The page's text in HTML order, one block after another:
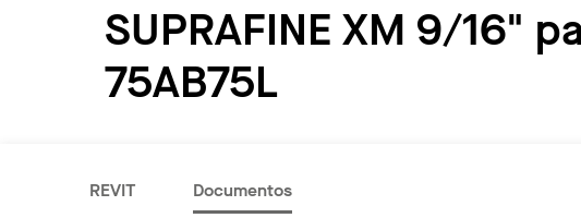
SUPRAFINE XM 9/16"
75AB75L
REVIT Documentos